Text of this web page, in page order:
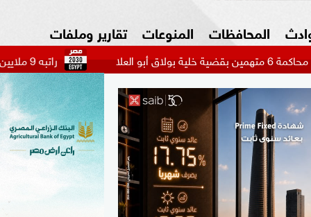
شكاوي المواطن
المحافظات المنوعات
السياحة في مصر
التكنولوجيا
المرأة والأسرة
السيارات
تقارير وملفات
راتبه 9 ملايين دولار.. بيراميدز يتحرك لضم مهاجم الاتحاد السعودي...